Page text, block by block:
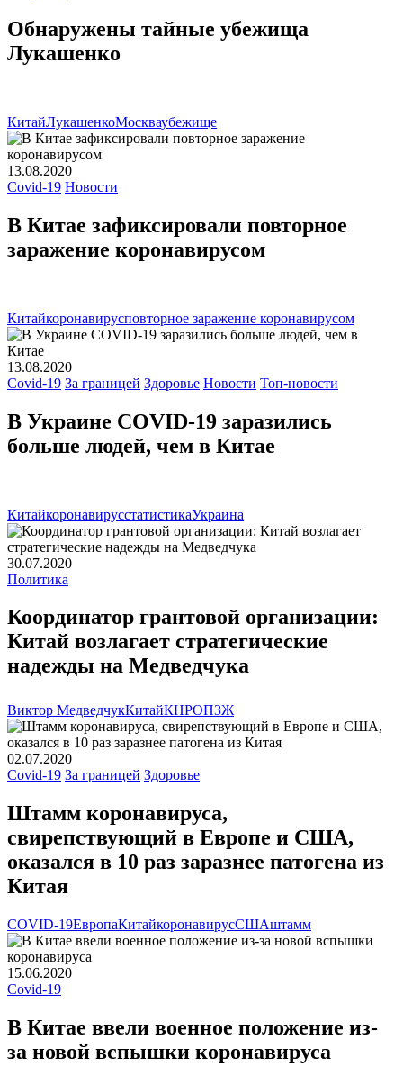
Обнаружены тайные убежища
Лукашенко
КитайЛукашенкоМоскваубежище
13.08.2020
Covid-19 Новости
В Китае зафиксировали повторное
заражение коронавирусом
Китайкоронавирусповторное заражение коронавирусом
13.08.2020
Covid-19 За границей Здоровье Новости Топ-новости
В Украине COVID-19 заразились
больше людей, чем в Китае
КитайкоронавирусстатистикаУкраина
30.07.2020
Политика
Координатор грантовой организации:
Китай возлагает стратегические
надежды на Медведчука
Виктор МедведчукКитайКНРОПЗЖ
02.07.2020
Covid-19 За границей Здоровье
Штамм коронавируса,
свирепствующий в Европе и США,
оказался в 10 раз заразнее патогена из
Китая
COVID-19ЕвропаКитайкоронавирусСШАштамм
15.06.2020
Covid-19
В Китае ввели военное положение из-
за новой вспышки коронавируса